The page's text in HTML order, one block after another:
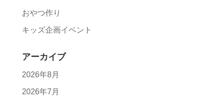
おやつ作り
キッズ企画イベント
アーカイブ
2026年8月
2026年7月